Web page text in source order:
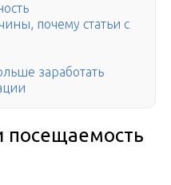
почему статьи с
заработать
посещаемость